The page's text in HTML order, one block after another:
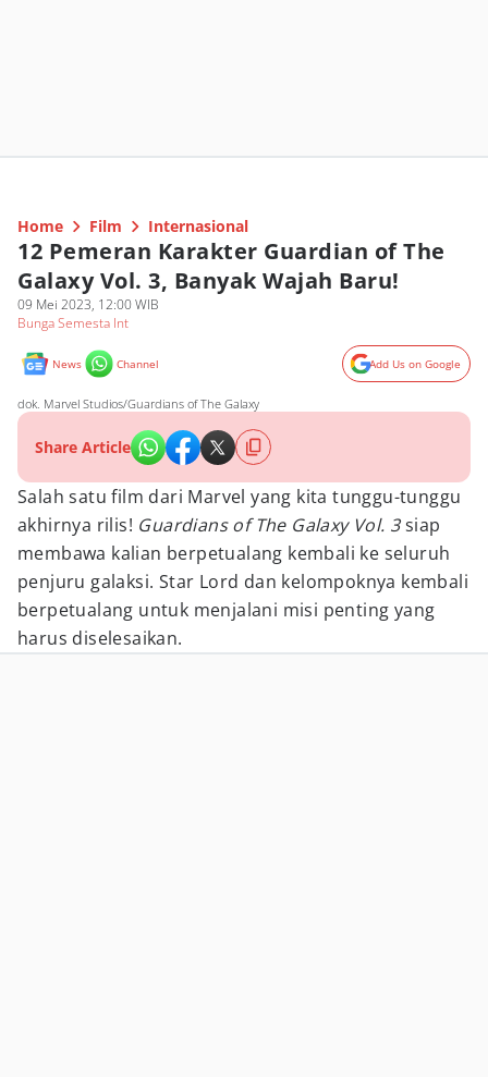
Home Film Internasional
12 Pemeran Karakter Guardian of The
Galaxy Vol. 3, Banyak Wajah Baru!
09 Mei 2023, 12:00 WIB
Bunga Semesta Int
News Channel Add Us on Google
dok. Marvel Studios/Guardians of The Galaxy
Share Article
Salah satu film dari Marvel yang kita tunggu-tunggu
akhirnya rilis! Guardians of The Galaxy Vol. 3siap
membawa kalian berpetualang kembali ke seluruh
penjuru galaksi. Star Lord dan kelompoknya kembali
berpetualang untuk menjalani misi penting yang
harus diselesaikan.